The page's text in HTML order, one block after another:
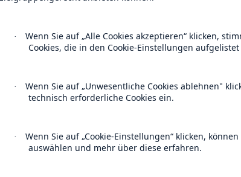
2023 vergleichbar. Teilweise wurden
des sogenannten „Classification Overlay
Lebens- und Krankenversicherung).
von 904 Mio. €
trug in Q2 904 (1.439) Mio. € zum
Q2 ist zum Teil Folge bewusst in Kauf
in der Schaden/Unfall-